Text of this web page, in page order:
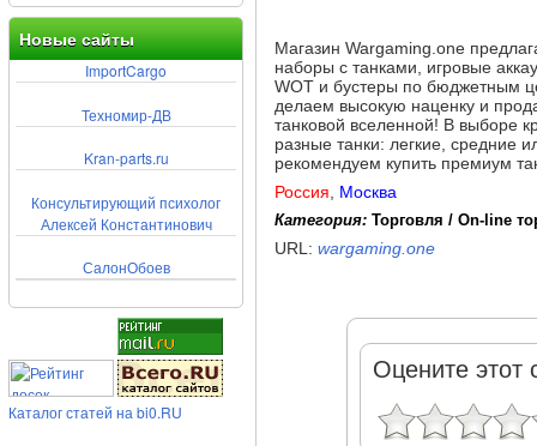
Новые сайты
ImportCargo
Техномир-ДВ
Kran-parts.ru
Консультирующий психолог
Алексей Константинович
СалонОбоев
Каталог статей на bi0.RU
Магазин Wargaming.one
наборы с танками, игровые
WOT и бустеры по бюджетным
делаем высокую наценку и
танковой вселенной! В выборе
разные танки: легкие, средние
рекомендуем купить премиум
Россия
Москва
Категория: Торговля / On-line
URL: wargaming.one
Оцените этот